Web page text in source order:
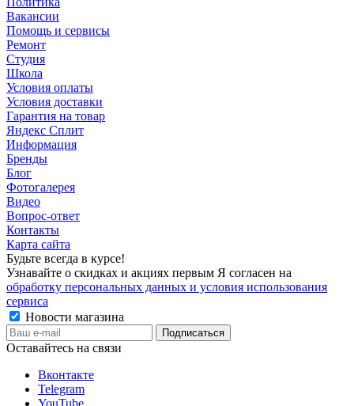
Вакансии
Помощь и сервисы
Ремонт
Студия
Школа
Условия оплаты
Условия доставки
Гарантия на товар
Яндекс Сплит
Информация
Бренды
Блог
Фотогалерея
Видео
Вопрос-ответ
Контакты
Карта сайта
Будьте всегда в курсе!
Узнавайте о скидках и акциях первым Я согласен на
обработку персональных данных и условия использования
сервиса
Новости магазина
Оставайтесь на связи
Вконтакте
Telegram